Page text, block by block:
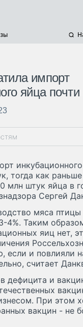
импорт
яйца почти
тогда как
млн штук яйца в
Сергей
мяса птицы
4%. Таким
яиц нет,
если и повлияли
считает
дефицита и
При этом
вакцин - не